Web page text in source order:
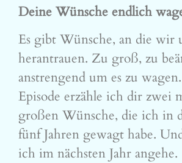
Deine Wünsche endlich
Es gibt Wünsche, an die wir
herantrauen. Zu groß, zu
anstrengend um es zu
Episode erzähle ich dir zwei
großen Wünsche, die ich in
fünf Jahren gewagt habe.
ich im nächsten Jahr angehe.